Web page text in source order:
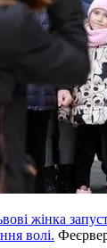
жінка
волі.